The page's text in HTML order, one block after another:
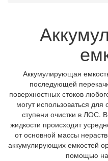
Аккумулирующая
последующей
поверхностных стоков
могут использоваться для
ступени очистки в ЛОС.
жидкости происходит
от основной массы
аккумулирующих емкостей
помощью